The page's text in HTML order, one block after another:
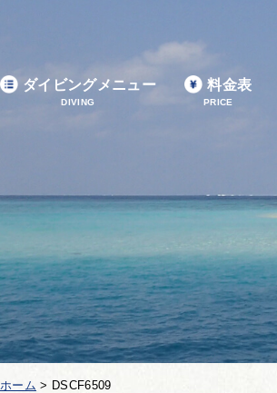
ダイビングメニュー
DIVING
料金表
PRICE
ホーム > DSCF6509